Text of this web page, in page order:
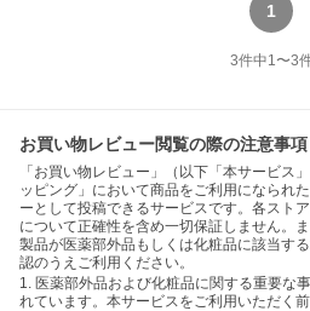
1
3件中1〜3
お買い物レビュー閲覧の際の注意事項
「お買い物レビュー」（以下「本サービス
ッピング」において商品をご利用になられ
ーとして投稿できるサービスです。各スト
について正確性を含め一切保証しません。
製品が医薬部外品もしくは化粧品に該当す
認のうえご利用ください。
1. 医薬部外品および化粧品に関する重要な
れています。本サービスをご利用いただく